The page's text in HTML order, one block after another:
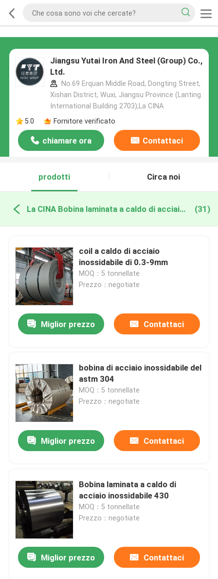
Jiangsu Yutai Iron And Steel (Group) Co.,
Ltd.
No.69 Erquan Middle Road, Dongting Street,
Xishan District, Wuxi, Jiangsu Province (Lanting
International Building 2703),La CINA
5.0
Fornitore verificato
chiamare ora Contattaci
prodotti Circa noi
La CINA Bobina laminata a caldo di acciaio inossidabile (31)
coil a caldo di acciaio
inossidabile di 0.3-9mm
MOQ：5 tonnellate
Prezzo：negotiate
Miglior prezzo Contattaci
bobina di acciaio inossidabile del
astm 304
MOQ：5 tonnellate
Prezzo：negotiate
Miglior prezzo Contattaci
Bobina laminata a caldo di
acciaio inossidabile 430
MOQ：5 tonnellate
Prezzo：negotiate
Miglior prezzo Contattaci